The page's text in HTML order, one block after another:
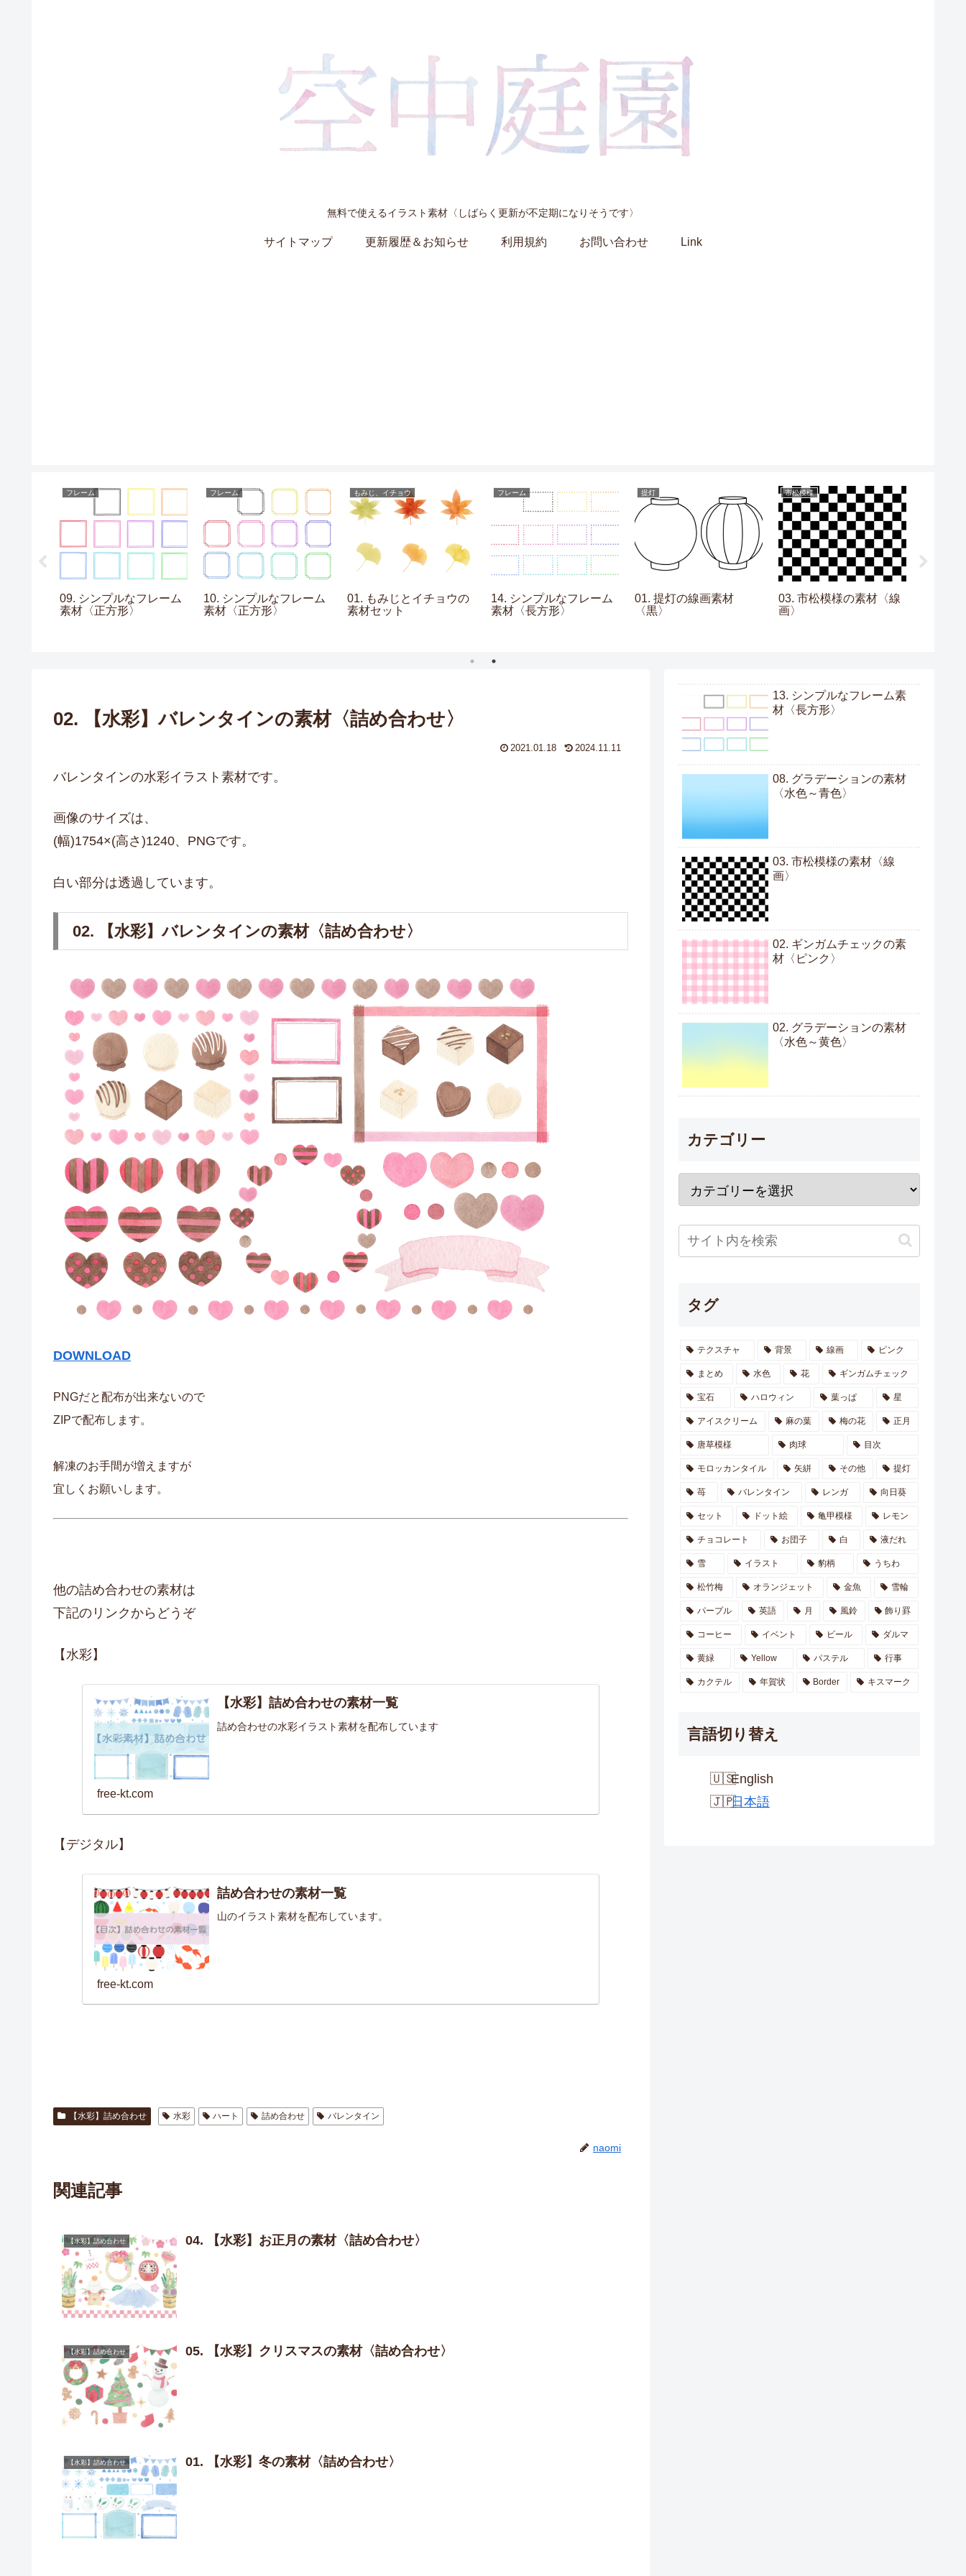
無料で使えるイラスト素材〈しばらく更新が不定期になりそうです〉
サイトマップ 更新履歴＆お知らせ 利用規約 お問い合わせ Link
フレーム
09. シンプルなフレーム
素材〈正方形〉
フレーム
10. シンプルなフレーム
素材〈正方形〉
もみじ、イチョウ
01. もみじとイチョウの
素材セット
フレーム
14. シンプルなフレーム
素材〈長方形〉
提灯
01. 提灯の線画素材
〈黒〉
市松模様
03. 市松模様の素材〈線
画〉
02. 【水彩】バレンタインの素材〈詰め合わせ〉
2021.01.18 2024.11.11
バレンタインの水彩イラスト素材です。
画像のサイズは、
(幅)1754×(高さ)1240、PNGです。
白い部分は透過しています。
02. 【水彩】バレンタインの素材〈詰め合わせ〉
DOWNLOAD
PNGだと配布が出来ないので
ZIPで配布します。
解凍のお手間が増えますが
宜しくお願いします。
他の詰め合わせの素材は
下記のリンクからどうぞ
【水彩】
【水彩】詰め合わせの素材一覧
詰め合わせの水彩イラスト素材を配布しています
free-kt.com
【デジタル】
詰め合わせの素材一覧
山のイラスト素材を配布しています。
free-kt.com
【水彩】詰め合わせ 水彩 ハート 詰め合わせ バレンタイン
naomi
関連記事
【水彩】詰め合わせ 04. 【水彩】お正月の素材〈詰め合わせ〉
【水彩】詰め合わせ 05. 【水彩】クリスマスの素材〈詰め合わせ〉
【水彩】詰め合わせ 01. 【水彩】冬の素材〈詰め合わせ〉
13. シンプルなフレーム素
材〈長方形〉
08. グラデーションの素材
〈水色～青色〉
03. 市松模様の素材〈線
画〉
02. ギンガムチェックの素
材〈ピンク〉
02. グラデーションの素材
〈水色～黄色〉
カテゴリー
タグ
テクスチャ 背景 線画 ピンク
まとめ 水色 花 ギンガムチェック
宝石 ハロウィン 葉っぱ 星
アイスクリーム 麻の葉 梅の花 正月
唐草模様 肉球 目次
モロッカンタイル 矢絣 その他 提灯
苺 バレンタイン レンガ 向日葵
セット ドット絵 亀甲模様 レモン
チョコレート お団子 白 液だれ
雪 イラスト 豹柄 うちわ
松竹梅 オランジェット 金魚 雪輪
パープル 英語 月 風鈴 飾り罫
コーヒー イベント ビール ダルマ
黄緑 Yellow パステル 行事
カクテル 年賀状 Border キスマーク
言語切り替え
English
日本語